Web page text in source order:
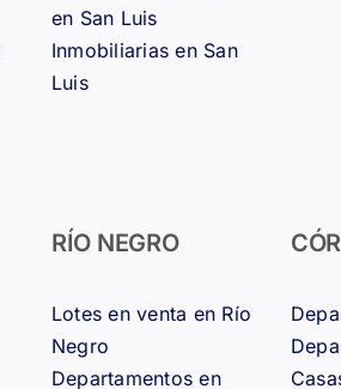
en San Luis
Inmobiliarias en San
Luis
RÍO NEGRO
Lotes en venta en Río
Negro
Departamentos en